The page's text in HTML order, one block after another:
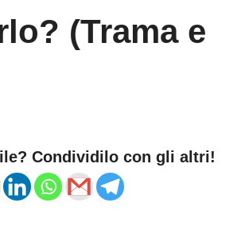
(Trama e
Condividilo con gli altri!